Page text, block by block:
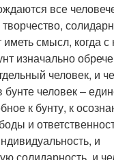
все
иметь смысл, когда
изначально
человек, и
человек –
к бунту, к
и
и